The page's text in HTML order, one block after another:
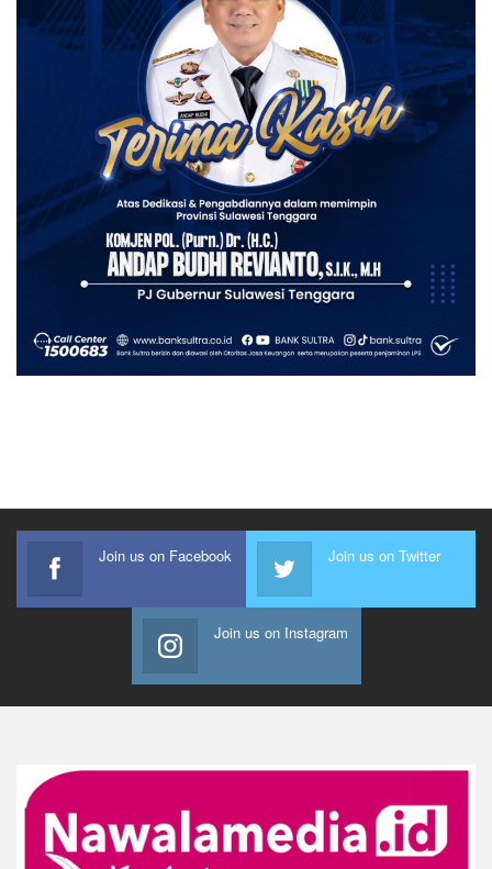
Join us on Facebook Join us on Twitter
Join us on Instagram